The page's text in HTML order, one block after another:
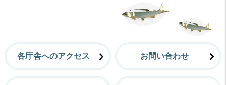
各庁舎へのアクセス お問い合わせ